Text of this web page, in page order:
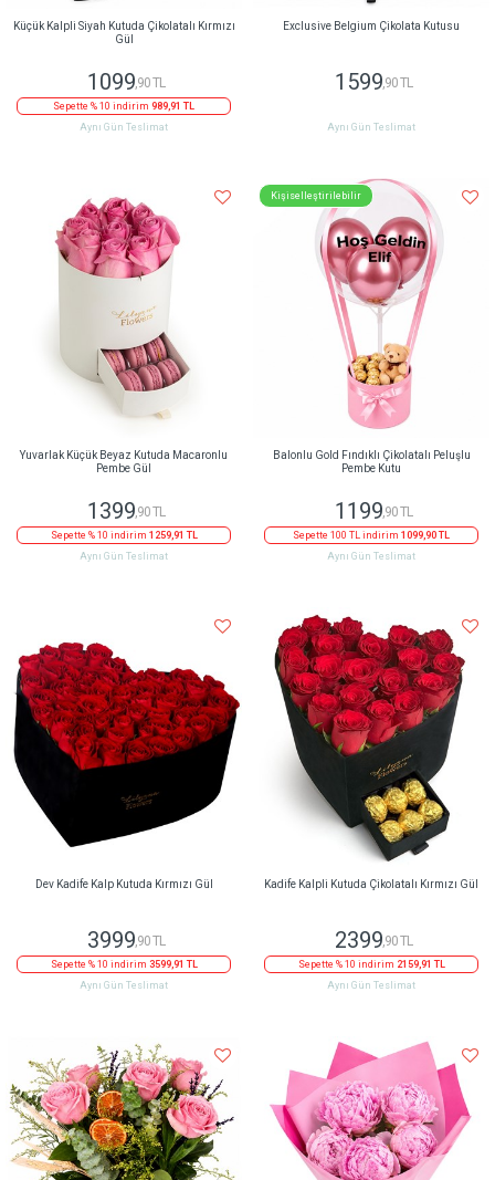
Küçük Kalpli Siyah Kutuda Çikolatalı Kırmızı
Gül
1099 ,90 TL
Sepette % 10 indirim 989,91 TL
Aynı Gün Teslimat
Exclusive Belgium Çikolata Kutusu
1599 ,90 TL
Aynı Gün Teslimat
Yuvarlak Küçük Beyaz Kutuda Macaronlu
Pembe Gül
1399,90 TL
Sepette % 10 indirim 1259,91 TL
Aynı Gün Teslimat
Kişiselleştirilebilir
Balonlu Gold Fındıklı Çikolatalı Peluşlu
Pembe Kutu
1199,90 TL
Sepette 100 TL indirim 1099,90 TL
Aynı Gün Teslimat
Dev Kadife Kalp Kutuda Kırmızı Gül
3999,90 TL
Sepette % 10 indirim 3599,91 TL
Aynı Gün Teslimat
Kadife Kalpli Kutuda Çikolatalı Kırmızı Gül
2399,90 TL
Sepette % 10 indirim 2159,91 TL
Aynı Gün Teslimat